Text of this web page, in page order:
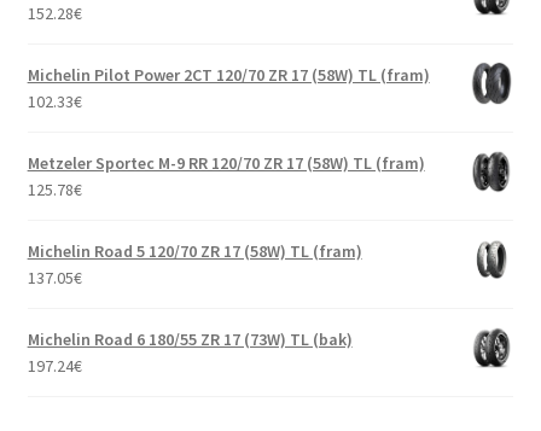
152.28€
Michelin Pilot Power 2CT 120/70 ZR 17 (58W) TL (fram)
102.33€
Metzeler Sportec M-9 RR 120/70 ZR 17 (58W) TL (fram)
125.78€
Michelin Road 5 120/70 ZR 17 (58W) TL (fram)
137.05€
Michelin Road 6 180/55 ZR 17 (73W) TL (bak)
197.24€